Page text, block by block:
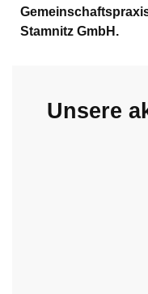
Stamnitz GmbH.
Unsere